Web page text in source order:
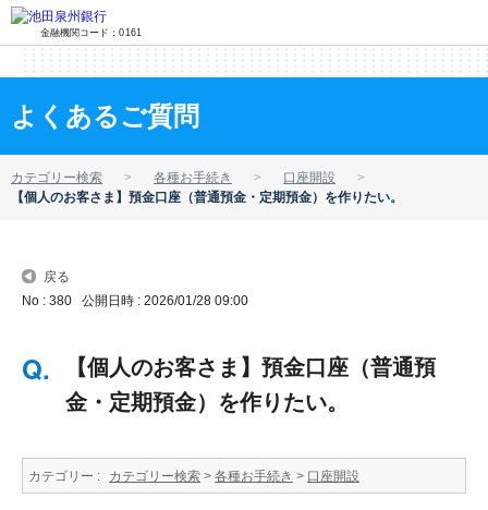
金融機関コード：0161
よくあるご質問
カテゴリー検索 各種お手続き
口座開設
【個人のお客さま】預金口座（普通預金・定期預金）を作りたい。
戻る
No : 380 公開日時 : 2026/01/28 09:00
【個人のお客さま】預金口座（普通預
金・定期預金）を作りたい。
カテゴリー : カテゴリー検索 > 各種お手続き > 口座開設